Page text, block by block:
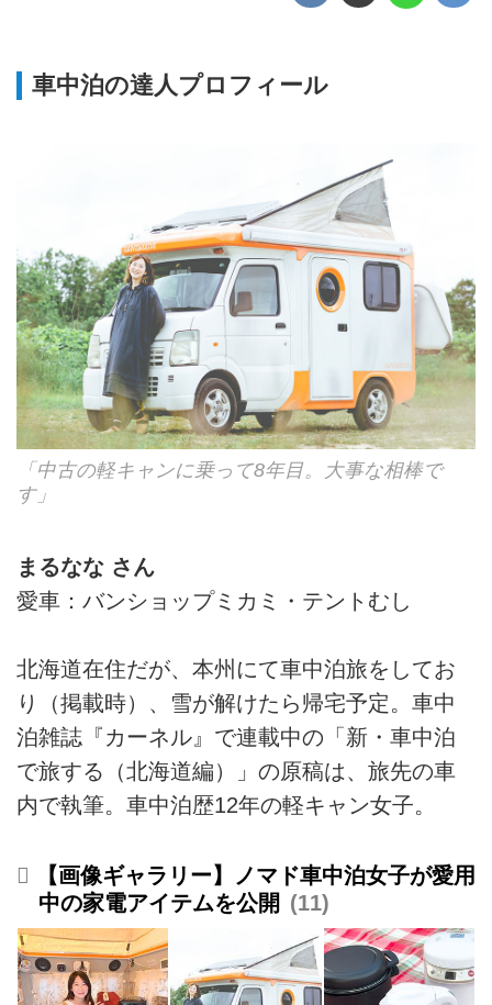
車中泊の達人プロフィール
「中古の軽キャンに乗って8年目。大事な相棒で
す」
まるなな さん
愛車：バンショップミカミ・テントむし
北海道在住だが、本州にて車中泊旅をしてお
り（掲載時）、雪が解けたら帰宅予定。車中
泊雑誌『カーネル』で連載中の「新・車中泊
で旅する（北海道編）」の原稿は、旅先の車
内で執筆。車中泊歴12年の軽キャン女子。
【画像ギャラリー】ノマド車中泊女子が愛用
中の家電アイテムを公開
11